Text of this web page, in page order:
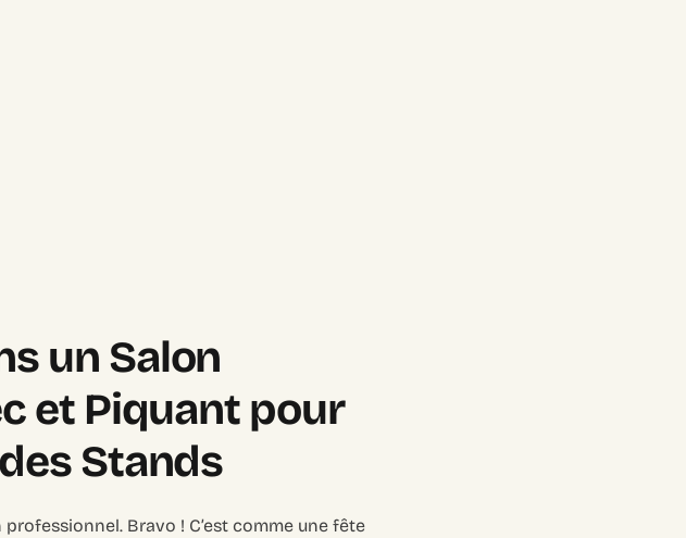
un Salon
et Piquant pour
Stands
Bravo ! C’est comme une fête